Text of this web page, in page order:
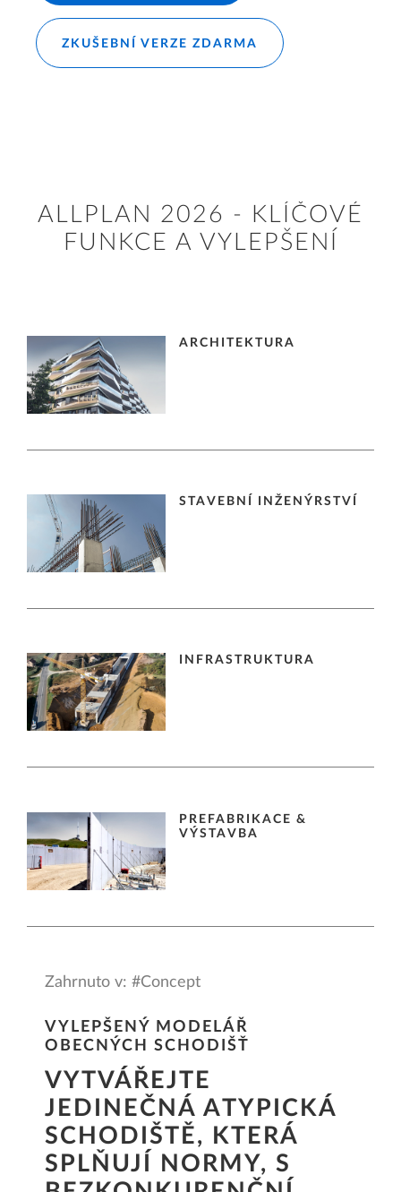
ZKUŠEBNÍ VERZE ZDARMA
ALLPLAN 2026 - KLÍČOVÉ
FUNKCE A VYLEPŠENÍ
ARCHITEKTURA
STAVEBNÍ INŽENÝRSTVÍ
INFRASTRUKTURA
PREFABRIKACE &
VÝSTAVBA
Zahrnuto v: #Concept
VYLEPŠENÝ MODELÁŘ
OBECNÝCH SCHODIŠŤ
VYTVÁŘEJTE
JEDINEČNÁ ATYPICKÁ
SCHODIŠTĚ, KTERÁ
SPLŇUJÍ NORMY, S